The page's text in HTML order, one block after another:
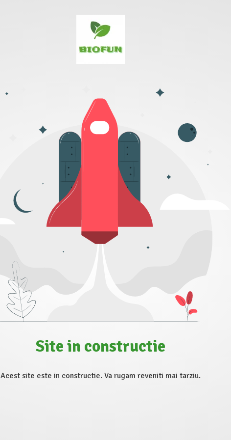
Site in constructie
Acest site este in constructie. Va rugam reveniti mai tarziu.